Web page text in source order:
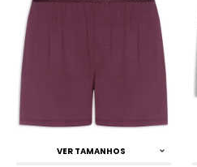
VER TAMANHOS